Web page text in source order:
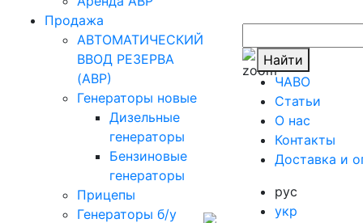
Продажа
АВТОМАТИЧЕСКИЙ
ВВОД РЕЗЕРВА
(АВР)
Генераторы новые
Дизельные
генераторы
Бензиновые
генераторы
Прицепы
Генераторы б/у
Найти
ЧАВО
Cтатьи
O нас
Контакты
Доставка и
рус
укр